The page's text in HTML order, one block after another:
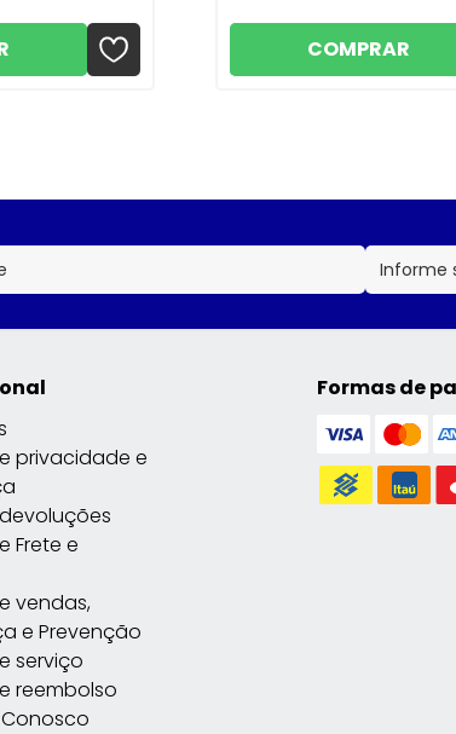
COMPRAR
privacidade e
Frete e
vendas,
e Prevenção
serviço
reembolso
Formas de